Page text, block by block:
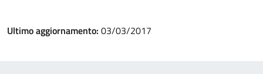
Ultimo aggiornamento: 03/03/2017